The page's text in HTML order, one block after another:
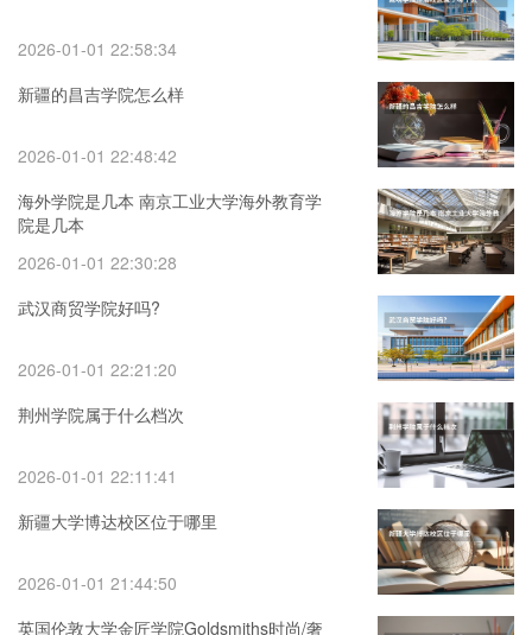
2026-01-01 22:58:34
新疆的昌吉学院怎么样
2026-01-01 22:48:42
海外学院是几本 南京工业大学海外教育学
院是几本
2026-01-01 22:30:28
武汉商贸学院好吗?
2026-01-01 22:21:20
荆州学院属于什么档次
2026-01-01 22:11:41
新疆大学博达校区位于哪里
2026-01-01 21:44:50
英国伦敦大学金匠学院Goldsmiths时尚/奢